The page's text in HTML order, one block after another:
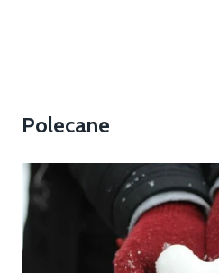
Polecane